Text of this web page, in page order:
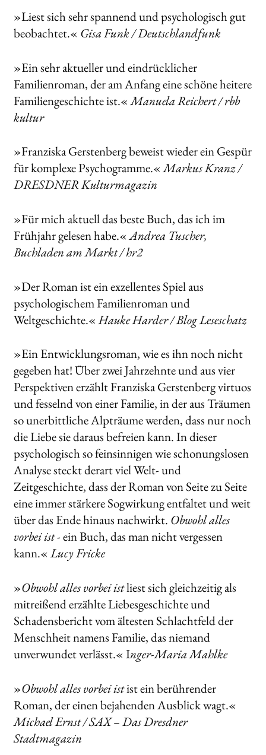
»Liest sich sehr spannend und psychologisch gut
beobachtet.« Gisa Funk / Deutschlandfunk
»Ein sehr aktueller und eindrücklicher
Familienroman, der am Anfang eine schöne heitere
Familiengeschichte ist.«Manuela Reichert / rbb
kultur
»Franziska Gerstenberg beweist wieder ein Gespür
für komplexe Psychogramme.«Markus Kranz /
DRESDNER Kulturmagazin
»Für mich aktuell das beste Buch, das ich im
Frühjahr gelesen habe.«Andrea Tuscher,
Buchladen am Markt / hr2
»Der Roman ist ein exzellentes Spiel aus
psychologischem Familienroman und
Weltgeschichte.«Hauke Harder / Blog Leseschatz
»Ein Entwicklungsroman, wie es ihn noch nicht
gegeben hat! Über zwei Jahrzehnte und aus vier
Perspektiven erzählt Franziska Gerstenberg virtuos
und fesselnd von einer Familie, in der aus Träumen
so unerbittliche Alpträume werden, dass nur noch
die Liebe sie daraus befreien kann. In dieser
psychologisch so feinsinnigen wie schonungslosen
Analyse steckt derart viel Welt- und
Zeitgeschichte, dass der Roman von Seite zu Seite
eine immer stärkere Sogwirkung entfaltet und weit
über das Ende hinaus nachwirkt. Obwohl alles
vorbei ist- ein Buch, das man nicht vergessen
kann.«Lucy Fricke
»Obwohl alles vorbei istliest sich gleichzeitig als
mitreißend erzählte Liebesgeschichte und
Schadensbericht vom ältesten Schlachtfeld der
Menschheit namens Familie, das niemand
unverwundet verlässt.« Inger-Maria Mahlke
»Obwohl alles vorbei istist ein berührender
Roman, der einen bejahenden Ausblick wagt.«
Michael Ernst / SAX – Das Dresdner
Stadtmagazin